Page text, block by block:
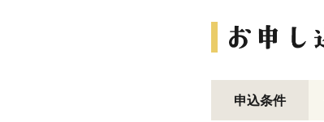
申込条件